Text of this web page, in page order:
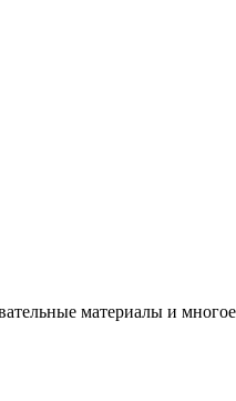
материалы и